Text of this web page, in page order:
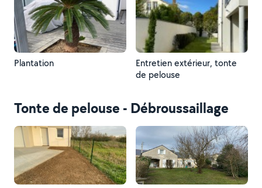
Plantation
Entretien extérieur, tonte
de pelouse
Tonte de pelouse - Débroussaillage